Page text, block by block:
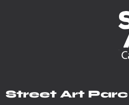
Street Art Parc